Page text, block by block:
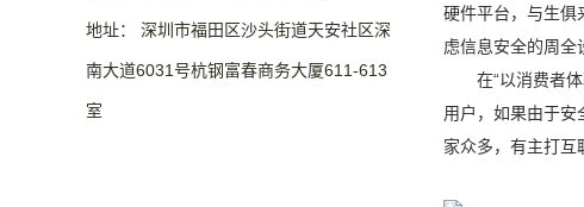
地址： 深圳市福田区沙头街道天安社区深
南大道6031号杭钢富春商务大厦611-613
室
硬件平台，与生俱
虑信息安全的周全
在“以消费者体
用户，如果由于安
家众多，有主打互